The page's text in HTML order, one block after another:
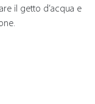
il getto d’acqua e